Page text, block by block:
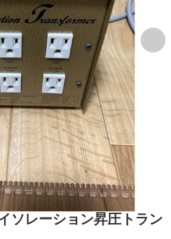
レーション昇圧トラン